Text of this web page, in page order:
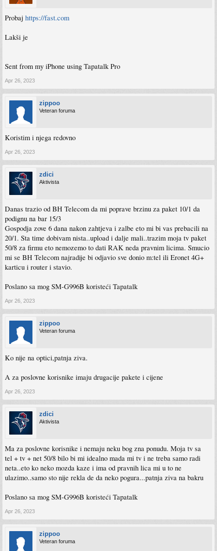
Probaj https://fast.com
Lakši je
Sent from my iPhone using Tapatalk Pro
Apr 26, 2023
zippoo
Veteran foruma
Koristim i njega redovno
Apr 26, 2023
zdici
Aktivista
Danas trazio od BH Telecom da mi poprave brzinu za paket 10/1 da
podignu na bar 15/3
Gospodja zove 6 dana nakon zahtjeva i zalbe eto mi bi vas prebacili na
20/1. Sta time dobivam nista..upload i dalje mali..trazim moja tv paket
50/8 za firmu eto nemozemo to dati RAK neda pravnim licima. Smucio
mi se BH Telecom najradije bi odjavio sve donio m:tel ili Eronet 4G+
karticu i router i stavio.
Poslano sa mog SM-G996B koristeći Tapatalk
Apr 26, 2023
zippoo
Veteran foruma
Ko nije na optici,patnja ziva.
A za poslovne korisnike imaju drugacije pakete i cijene
Apr 26, 2023
zdici
Aktivista
Ma za poslovne korisnike i nemaju neku bog zna ponudu. Moja tv sa
tel + tv + net 50/8 bilo bi mi idealno mada mi tv i ne treba samo radi
neta..eto ko neko mozda kaze i ima od pravnih lica mi u to ne
ulazimo..samo sto nije rekla de da neko pogura...patnja ziva na bakru
Poslano sa mog SM-G996B koristeći Tapatalk
Apr 26, 2023
zippoo
Veteran foruma